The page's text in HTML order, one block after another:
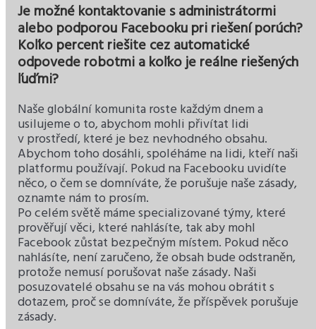
Je možné kontaktovanie s administrátormi
alebo podporou Facebooku pri riešení porúch?
Koľko percent riešite cez automatické
odpovede robotmi a koľko je reálne riešených
ľuďmi?
Naše globální komunita roste každým dnem a
usilujeme o to, abychom mohli přivítat lidi
v prostředí, které je bez nevhodného obsahu.
Abychom toho dosáhli, spoléháme na lidi, kteří naši
platformu používají. Pokud na Facebooku uvidíte
něco, o čem se domníváte, že porušuje naše zásady,
oznamte nám to prosím.
Po celém světě máme specializované týmy, které
prověřují věci, které nahlásíte, tak aby mohl
Facebook zůstat bezpečným místem. Pokud něco
nahlásíte, není zaručeno, že obsah bude odstraněn,
protože nemusí porušovat naše zásady. Naši
posuzovatelé obsahu se na vás mohou obrátit s
dotazem, proč se domníváte, že příspěvek porušuje
zásady.